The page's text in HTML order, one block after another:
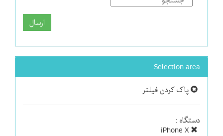
ارسال
Selection area
پاک کردن فیلتر
دستگاه :
iPhone X